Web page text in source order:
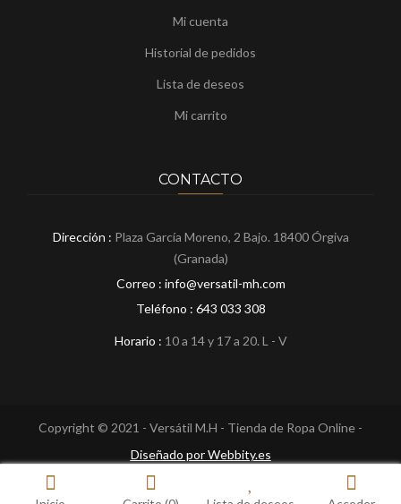
Mi cuenta
Historial de pedidos
Lista de deseos
Mi carrito
CONTACTO
Dirección : Plaza García Moreno, 2 Bajo. 18400 Órgiva
(Granada)
Correo : info@versatil-mh.com
Teléfono : 643 033 308
Horario : 10 a 14 y 17 a 20. L - V
Copyright © 2021 - Versátil M.H - Tienda de Ropa Online -
Diseñado por Webbity.es